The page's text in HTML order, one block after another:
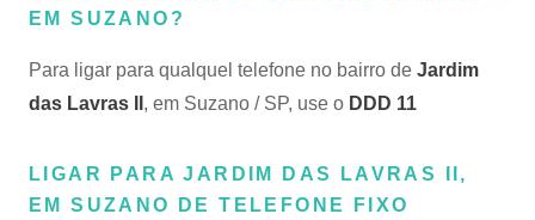
EM SUZANO?
Para ligar para qualquel telefone no bairro de Jardim
das Lavras II , em Suzano / SP, use o DDD 11
LIGAR PARA JARDIM DAS LAVRAS II,
EM SUZANO DE TELEFONE FIXO